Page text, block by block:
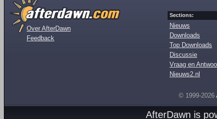
Over AfterDawn
Feedback
Sections:
Nieuws
Downloads
Top Downloads
Discussie
Vraag en
Nieuws2.nl
© 1999-2026
AfterDawn is